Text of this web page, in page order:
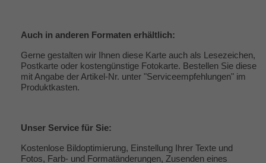
Auch in anderen Formaten erhältlich:
Gerne gestalten wir Ihnen diese Karte auch als Lesezeichen,
Postkarte oder kostengünstige Fotokarte. Bestellen Sie diese
mit Angabe der Artikel-Nr. unter "Serviceempfehlungen" im
Produktkasten.
Unser Service für Sie:
Kostenlose Bildoptimierung, Einstellung Ihrer Texte und
Fotos, Farb- und Formatänderungen, Zusenden eines